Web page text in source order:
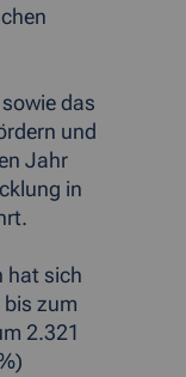
das
und
Jahr
in
hat sich
zum
2.321